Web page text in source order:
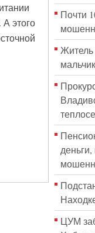
этого
Почти
Житель
ЦУМ